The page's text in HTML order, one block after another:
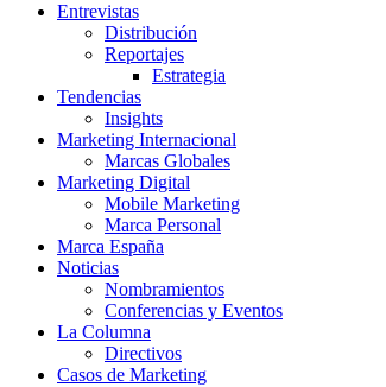
Entrevistas
Distribución
Reportajes
Estrategia
Tendencias
Insights
Marketing Internacional
Marcas Globales
Marketing Digital
Mobile Marketing
Marca Personal
Marca España
Noticias
Nombramientos
Conferencias y Eventos
La Columna
Directivos
Casos de Marketing